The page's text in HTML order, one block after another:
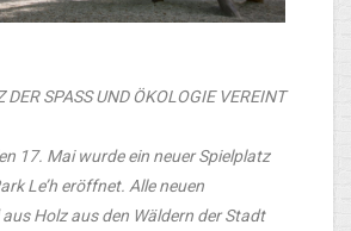
DER SPASS UND ÖKOLOGIE VEREINT
17. Mai wurde ein neuer Spielplatz
Le’h eröffnet. Alle neuen
Holz aus den Wäldern der Stadt